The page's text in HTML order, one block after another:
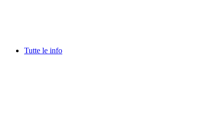
Tutte le info